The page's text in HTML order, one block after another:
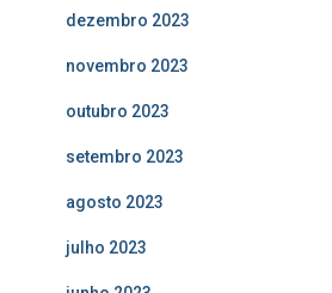
dezembro 2023
novembro 2023
outubro 2023
setembro 2023
agosto 2023
julho 2023